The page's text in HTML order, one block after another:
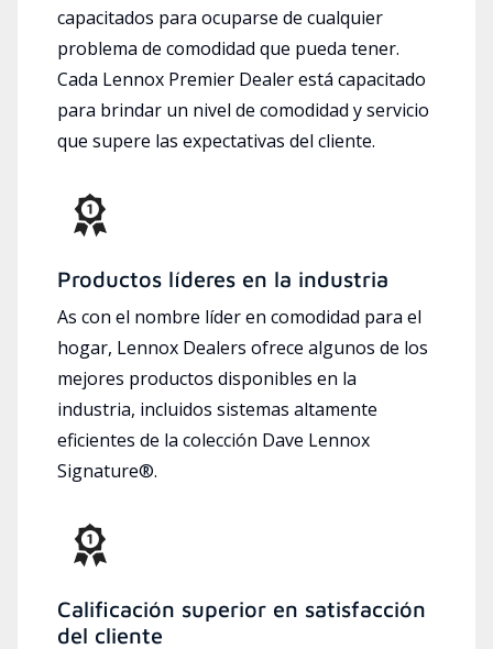
capacitados para ocuparse de cualquier
problema de comodidad que pueda tener.
Cada Lennox Premier Dealer está capacitado
para brindar un nivel de comodidad y servicio
que supere las expectativas del cliente.
Productos líderes en la industria
As con el nombre líder en comodidad para el
hogar, Lennox Dealers ofrece algunos de los
mejores productos disponibles en la
industria, incluidos sistemas altamente
eficientes de la colección Dave Lennox
Signature®.
Calificación superior en satisfacción
del cliente